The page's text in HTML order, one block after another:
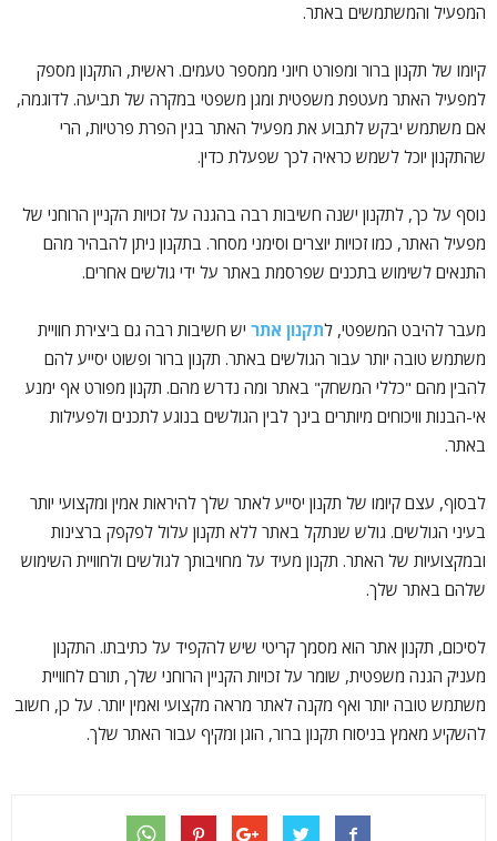
המפעיל והמשתמשים באתר.
קיומו של תקנון ברור ומפורט חיוני ממספר טעמים. ראשית, התקנון מספק
למפעיל האתר מעטפת משפטית ומגן משפטי במקרה של תביעה. לדוגמה,
אם משתמש יבקש לתבוע את מפעיל האתר בגין הפרת פרטיות, הרי
שהתקנון יוכל לשמש כראיה לכך שפעלת כדין.
נוסף על כך, לתקנון ישנה חשיבות רבה בהגנה על זכויות הקניין הרוחני של
מפעיל האתר, כמו זכויות יוצרים וסימני מסחר. בתקנון ניתן להבהיר מהם
התנאים לשימוש בתכנים שפרסמת באתר על ידי גולשים אחרים.
מעבר להיבט המשפטי, לתקנון אתר יש חשיבות רבה גם ביצירת חוויית
משתמש טובה יותר עבור הגולשים באתר. תקנון ברור ופשוט יסייע להם
להבין מהם "כללי המשחק" באתר ומה נדרש מהם. תקנון מפורט אף ימנע
אי-הבנות וויכוחים מיותרים בינך לבין הגולשים בנוגע לתכנים ולפעילות
באתר.
לבסוף, עצם קיומו של תקנון יסייע לאתר שלך להיראות אמין ומקצועי יותר
בעיני הגולשים. גולש שנתקל באתר ללא תקנון עלול לפקפק ברצינות
ובמקצועיות של האתר. תקנון מעיד על מחויבותך לגולשים ולחוויית השימוש
שלהם באתר שלך.
לסיכום, תקנון אתר הוא מסמך קריטי שיש להקפיד על כתיבתו. התקנון
מעניק הגנה משפטית, שומר על זכויות הקניין הרוחני שלך, תורם לחוויית
משתמש טובה יותר ואף מקנה לאתר מראה מקצועי ואמין יותר. על כן, חשוב
להשקיע מאמץ בניסוח תקנון ברור, הוגן ומקיף עבור האתר שלך.